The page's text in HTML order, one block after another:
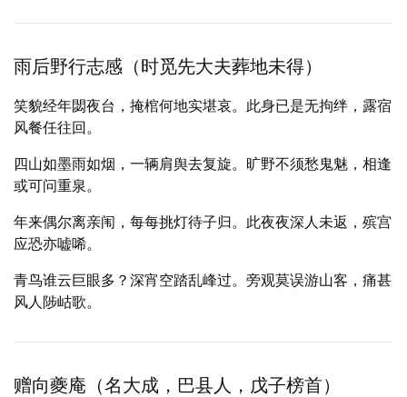
雨后野行志感（时觅先大夫葬地未得）
笑貌经年閟夜台，掩棺何地实堪哀。此身已是无拘绊，露宿
风餐任往回。
四山如墨雨如烟，一辆肩舆去复旋。旷野不须愁鬼魅，相逢
或可问重泉。
年来偶尔离亲闱，每每挑灯待子归。此夜夜深人未返，殡宫
应恐亦嘘唏。
青鸟谁云巨眼多？深宵空踏乱峰过。旁观莫误游山客，痛甚
风人陟岵歌。
赠向夔庵（名大成，巴县人，戊子榜首）